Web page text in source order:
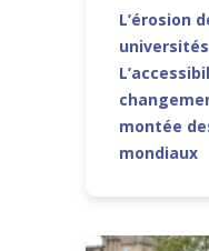
L’érosion
montée
mondiaux